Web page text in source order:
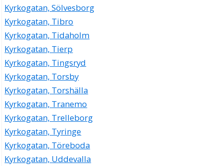
Kyrkogatan, Sölvesborg
Kyrkogatan, Tibro
Kyrkogatan, Tidaholm
Kyrkogatan, Tierp
Kyrkogatan, Tingsryd
Kyrkogatan, Torsby
Kyrkogatan, Torshälla
Kyrkogatan, Tranemo
Kyrkogatan, Trelleborg
Kyrkogatan, Tyringe
Kyrkogatan, Töreboda
Kyrkogatan, Uddevalla